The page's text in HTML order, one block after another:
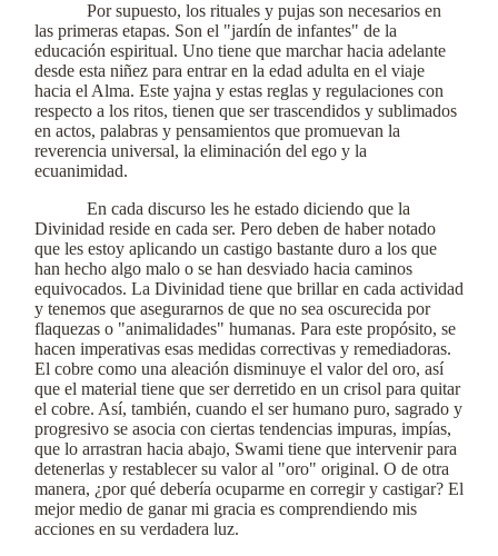
Por supuesto, los rituales y pujas son necesarios en
las primeras etapas. Son el "jardín de infantes" de la
educación espiritual. Uno tiene que marchar hacia adelante
desde esta niñez para entrar en la edad adulta en el viaje
hacia el Alma. Este yajna y estas reglas y regulaciones con
respecto a los ritos, tienen que ser trascendidos y sublimados
en actos, palabras y pensamientos que promuevan la
reverencia universal, la eliminación del ego y la
ecuanimidad.
En cada discurso les he estado diciendo que la
Divinidad reside en cada ser. Pero deben de haber notado
que les estoy aplicando un castigo bastante duro a los que
han hecho algo malo o se han desviado hacia caminos
equivocados. La Divinidad tiene que brillar en cada actividad
y tenemos que asegurarnos de que no sea oscurecida por
flaquezas o "animalidades" humanas. Para este propósito, se
hacen imperativas esas medidas correctivas y remediadoras.
El cobre como una aleación disminuye el valor del oro, así
que el material tiene que ser derretido en un crisol para quitar
el cobre. Así, también, cuando el ser humano puro, sagrado y
progresivo se asocia con ciertas tendencias impuras, impías,
que lo arrastran hacia abajo, Swami tiene que intervenir para
detenerlas y restablecer su valor al "oro" original. O de otra
manera, ¿por qué debería ocuparme en corregir y castigar? El
mejor medio de ganar mi gracia es comprendiendo mis
acciones en su verdadera luz.